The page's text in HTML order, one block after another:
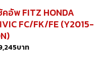
คอัพ FITZ HONDA
FC/FK/FE (Y2015-
บาท